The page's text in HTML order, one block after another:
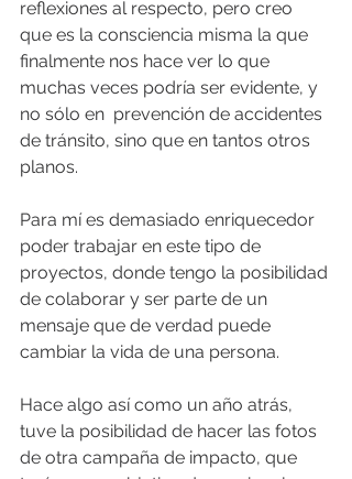
reflexiones al respecto, pero creo
que es la consciencia misma la que
finalmente nos hace ver lo que
muchas veces podría ser evidente, y
no sólo en  prevención de accidentes
de tránsito, sino que en tantos otros
planos.
Para mí es demasiado enriquecedor
poder trabajar en este tipo de
proyectos, donde tengo la posibilidad
de colaborar y ser parte de un
mensaje que de verdad puede
cambiar la vida de una persona.
Hace algo así como un año atrás,
tuve la posibilidad de hacer las fotos
de otra campaña de impacto, que